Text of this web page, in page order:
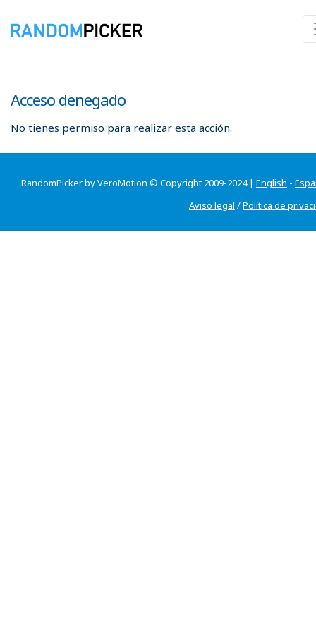
Acceso denegado
No tienes permiso para realizar esta acción.
RandomPicker by VeroMotion © Copyright 2009-2024 | English -
Aviso legal /Política de